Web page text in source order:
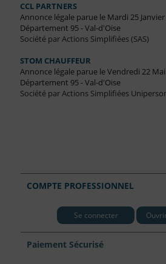
CCL PARTNERS
Annonce légale parue le Mardi 25 Janvier
Département 95 - Val-d'Oise
Société par Actions Simplifiées (SAS)
STOM CHAUFFEUR
Annonce légale parue le Vendredi 22
Département 95 - Val-d'Oise
Société par Actions Simplifiées
COMPTE PROFESSIONNEL
Se connecter
Paiement Sécurisé